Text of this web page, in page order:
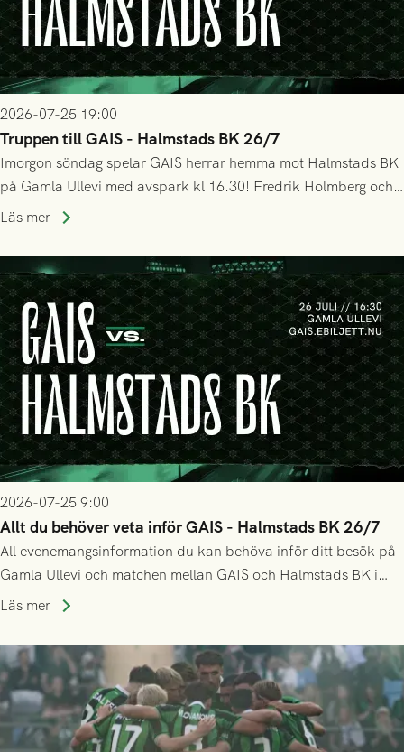
2026-07-25 19:00
Truppen till GAIS - Halmstads BK 26/7
Imorgon söndag spelar GAIS herrar hemma mot Halmstads BK
på Gamla Ullevi med avspark kl 16.30! Fredrik Holmberg och
ledarstaben har tagit ut följande trupp till matchen:
Läs mer
2026-07-25 9:00
Allt du behöver veta inför GAIS - Halmstads BK 26/7
All evenemangsinformation du kan behöva inför ditt besök på
Gamla Ullevi och matchen mellan GAIS och Halmstads BK i
Allsvenskan! Avspark kl 16.30 på söndag 26/7.
Läs mer